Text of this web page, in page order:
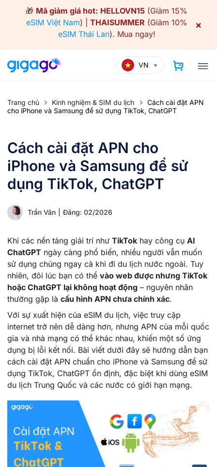
🎁 Mã giảm giá hot: HELLOVN15 (Giảm 15%
eSIM Việt Nam) | THAISUMMER (Giảm 10%
eSIM Thái Lan). Mua ngay!
×
VN
Trang chủ Kinh nghiệm & SIM du lịch
Cách cài đặt APN
cho iPhone và Samsung để sử dụng TikTok, ChatGPT
Cách cài đặt APN cho
iPhone và Samsung để sử
dụng TikTok, ChatGPT
Trần Vân Đăng: 02/2026
Khi các nền tảng giải trí như TikTok hay công cụ AI
ChatGPT ngày càng phổ biến, nhiều người vẫn muốn
sử dụng chúng ngay cả khi đi du lịch nước ngoài. Tuy
nhiên, đôi lúc bạn có thể vào web được nhưng TikTok
hoặc ChatGPT lại không hoạt động – nguyên nhân
thường gặp là cấu hình APN chưa chính xác.
Với sự xuất hiện của eSIM du lịch, việc truy cập
internet trở nên dễ dàng hơn, nhưng APN của mỗi quốc
gia và nhà mạng có thể khác nhau, khiến một số ứng
dụng bị lỗi kết nối. Bài viết dưới đây sẽ hướng dẫn bạn
cách cài đặt APN chuẩn cho iPhone và Samsung để sử
dụng TikTok, ChatGPT ổn định, đặc biệt khi dùng eSIM
du lịch Trung Quốc và các nước có giới hạn mạng.